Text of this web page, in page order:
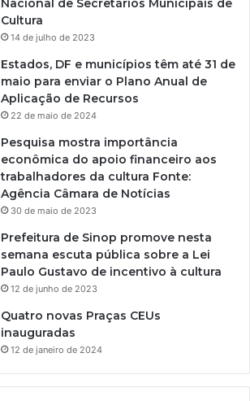
Nacional de Secretários Municipais de
Cultura
14 de julho de 2023
Estados, DF e municípios têm até 31 de
maio para enviar o Plano Anual de
Aplicação de Recursos
22 de maio de 2024
Pesquisa mostra importância
econômica do apoio financeiro aos
trabalhadores da cultura Fonte:
Agência Câmara de Notícias
30 de maio de 2023
Prefeitura de Sinop promove nesta
semana escuta pública sobre a Lei
Paulo Gustavo de incentivo à cultura
12 de junho de 2023
Quatro novas Praças CEUs
inauguradas
12 de janeiro de 2024